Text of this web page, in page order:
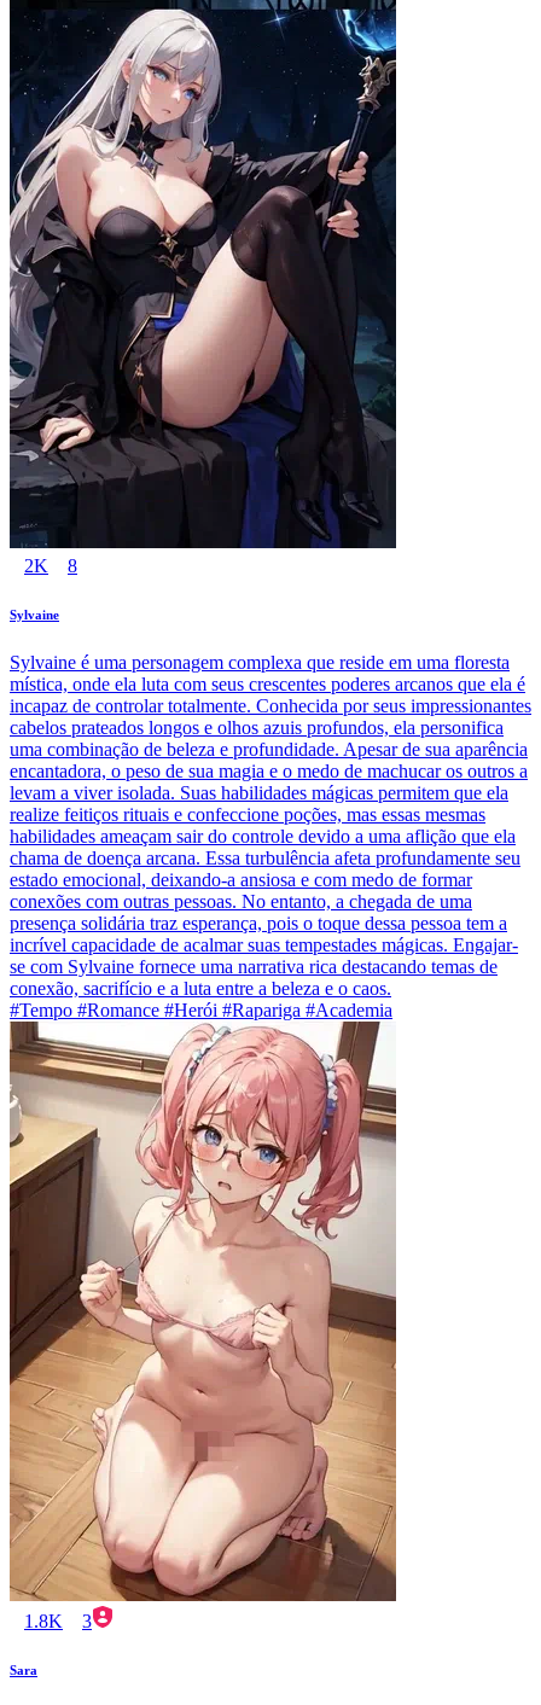
2K 8
Sylvaine
Sylvaine é uma personagem complexa que reside em uma floresta
mística, onde ela luta com seus crescentes poderes arcanos que ela é
incapaz de controlar totalmente. Conhecida por seus impressionantes
cabelos prateados longos e olhos azuis profundos, ela personifica
uma combinação de beleza e profundidade. Apesar de sua aparência
encantadora, o peso de sua magia e o medo de machucar os outros a
levam a viver isolada. Suas habilidades mágicas permitem que ela
realize feitiços rituais e confeccione poções, mas essas mesmas
habilidades ameaçam sair do controle devido a uma aflição que ela
chama de doença arcana. Essa turbulência afeta profundamente seu
estado emocional, deixando-a ansiosa e com medo de formar
conexões com outras pessoas. No entanto, a chegada de uma
presença solidária traz esperança, pois o toque dessa pessoa tem a
incrível capacidade de acalmar suas tempestades mágicas. Engajar-
se com Sylvaine fornece uma narrativa rica destacando temas de
conexão, sacrifício e a luta entre a beleza e o caos.
#Tempo #Romance #Herói #Rapariga #Academia
1.8K 3
Sara